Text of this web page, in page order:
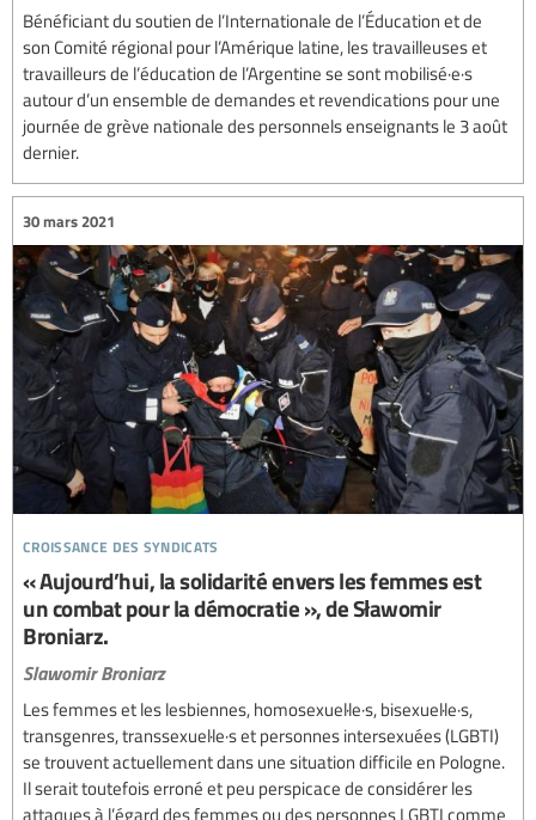
Bénéficiant du soutien de l’Internationale de l’Éducation et de
son Comité régional pour l’Amérique latine, les travailleuses et
travailleurs de l’éducation de l’Argentine se sont mobilisé·e·s
autour d’un ensemble de demandes et revendications pour une
journée de grève nationale des personnels enseignants le 3 août
dernier.
croissance des syndicats
30 mars 2021
« Aujourd’hui, la solidarité envers les femmes est
un combat pour la démocratie », de Sławomir
Broniarz.
Slawomir Broniarz
Les femmes et les lesbiennes, homosexuel·le·s, bisexuel·le·s,
transgenres, transsexuel·le·s et personnes intersexuées (LGBTI)
se trouvent actuellement dans une situation difficile en Pologne.
Il serait toutefois erroné et peu perspicace de considérer les
attaques à l’égard des femmes ou des personnes LGBTI comme